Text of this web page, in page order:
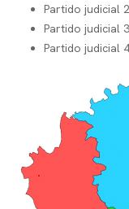
Partido judicial
Partido judicial
Partido judicial